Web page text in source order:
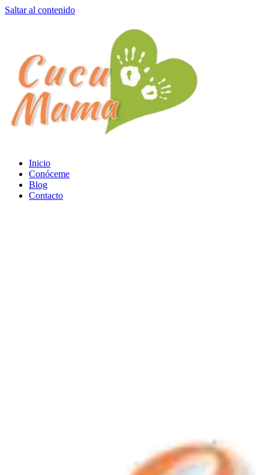
Saltar al contenido
Inicio
Conóceme
Blog
Contacto